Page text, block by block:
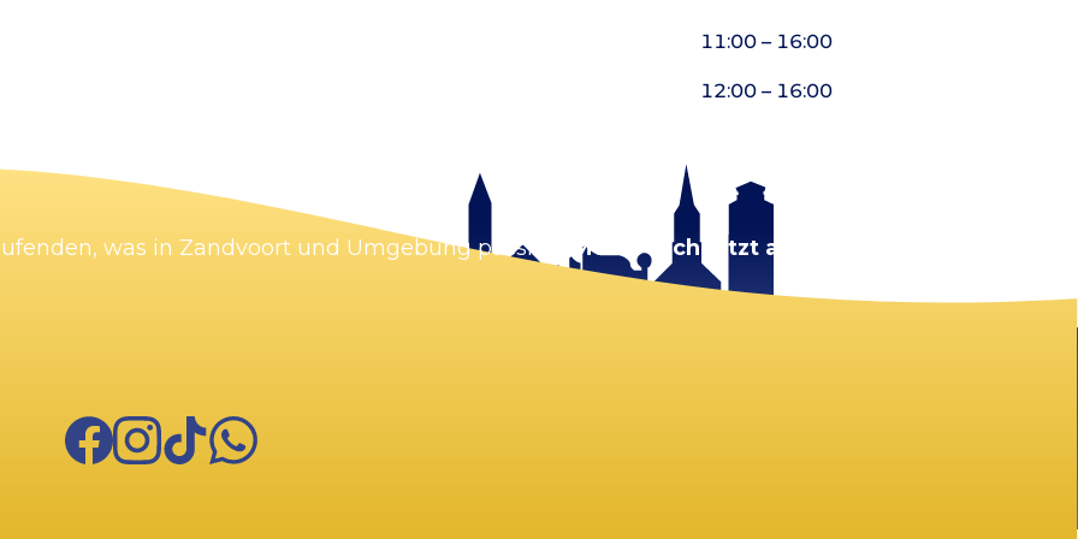
11:00 – 16:00
12:00 – 16:00
Karte vergrößern
was in Zandvoort und Umgebung passiert. Melde dich jetzt an!
FacebookInstagram
TikTokWhatsApp